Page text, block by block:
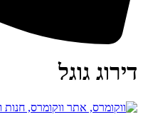
דירוג גוגל